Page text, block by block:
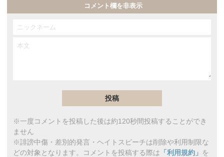
コメント欄を非表示
※一度コメントを投稿した後は約120秒間投稿することができ
ません
※誹謗中傷・差別的発言・ヘイトスピーチは削除や利用制限な
どの対象となります。コメントを投稿する際は 「利用規約」 を